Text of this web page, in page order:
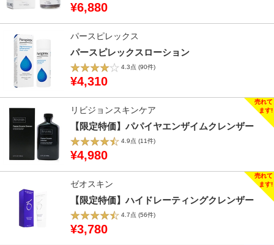
¥6,880
パースピレックス
パースピレックスローション
4.3点 (90件)
¥4,310
リビジョンスキンケア
【限定特価】パパイヤエンザイムクレンザー
4.9点 (11件)
¥4,980
ゼオスキン
【限定特価】ハイドレーティングクレンザー
4.7点 (56件)
¥3,780